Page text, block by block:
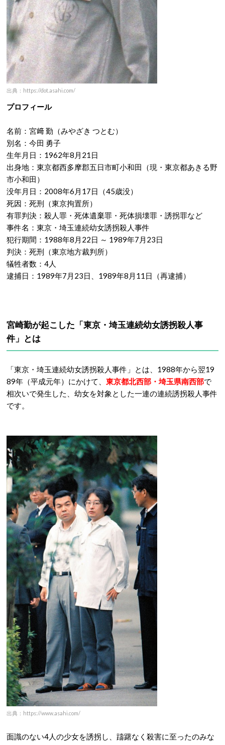
出典：https://dot.asahi.com/
プロフィール
名前：宮﨑 勤（みやざき つとむ）
別名：今田 勇子
生年月日：1962年8月21日
出身地：東京都西多摩郡五日市町小和田（現・東京都あきる野
市小和田）
没年月日：2008年6月17日（45歳没）
死因：死刑（東京拘置所）
有罪判決：殺人罪・死体遺棄罪・死体損壊罪・誘拐罪など
事件名：東京・埼玉連続幼女誘拐殺人事件
犯行期間：1988年8月22日 ～ 1989年7月23日
判決：死刑（東京地方裁判所）
犠牲者数：4人
逮捕日：1989年7月23日、1989年8月11日（再逮捕）
宮崎勤が起こした「東京・埼玉連続幼女誘拐殺人事
件」とは
「東京・埼玉連続幼女誘拐殺人事件」とは、1988年から翌19
89年（平成元年）にかけて、 東京都北西部・埼玉県南西部で
相次いで発生した、幼女を対象とした一連の連続誘拐殺人事件
です。
出典：https://www.asahi.com/
面識のない4人の少女を誘拐し、躊躇なく殺害に至ったのみな